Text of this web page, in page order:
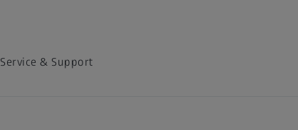
Service & Support